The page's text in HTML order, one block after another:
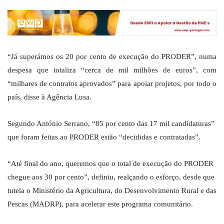
“Já superámos os 20 por cento de execução do PRODER”, numa
despesa que totaliza “cerca de mil milhões de euros”, com
“milhares de contratos aprovados” para apoiar projetos, por todo o
país, disse à Agência Lusa.
Segundo António Serrano, “85 por cento das 17 mil candidaturas”
que foram feitas ao PRODER estão “decididas e contratadas”.
“Até final do ano, queremos que o total de execução do PRODER
chegue aos 30 por cento”, definiu, realçando o esforço, desde que
tutela o Ministério da Agricultura, do Desenvolvimento Rural e das
Pescas (MADRP), para acelerar este programa comunitário.